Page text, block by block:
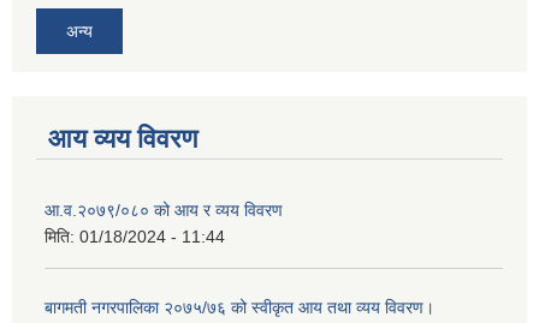
अन्य
आय व्यय विवरण
आ.व.२०७९/०८० को आय र व्यय विवरण
मिति: 01/18/2024 - 11:44
बागमती नगरपालिका २०७५/७६ को स्वीकृत आय तथा व्यय विवरण।